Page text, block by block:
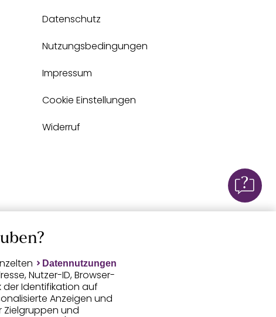
Datenschutz
Nutzungsbedingungen
Impressum
Cookie Einstellungen
Widerruf
Datennutzungen
Nutzer-ID, Browser-
Identifikation auf
Anzeigen und
Zielgruppen und